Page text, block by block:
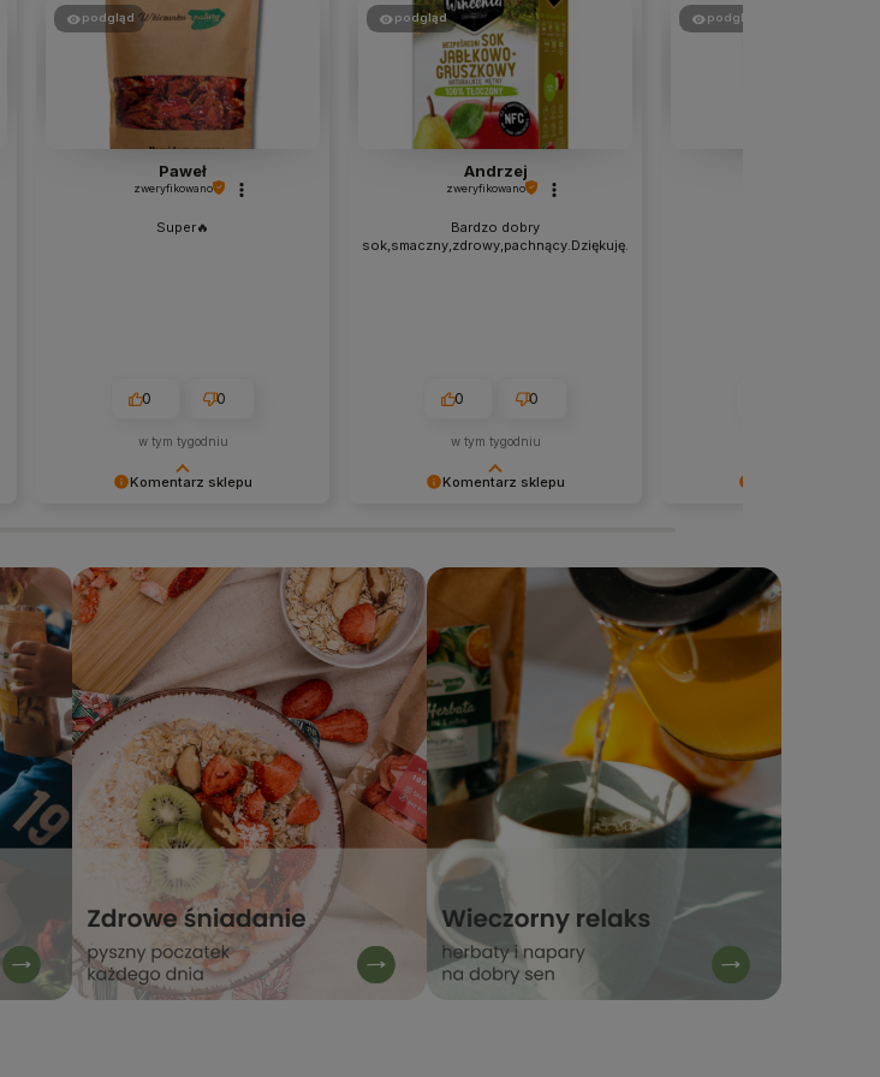
Komentarz sklepu
zobaczenia! Stacja Bio
podgląd
Paweł
zweryfikowano
Super🔥
0 0
w tym tygodniu
Komentarz sklepu
nasz priorytet. Mamy nadzieję, że
do nas wrócisz :) Pozdrawiamy
zespół Stacja Bio
podgląd
Andrzej
zweryfikowano
Bardzo dobry
sok,smaczny,zdrowy,pachnący.Dziękuję.
0 0
w tym tygodniu
naszego sklepu
stacjabio.pl
podgląd